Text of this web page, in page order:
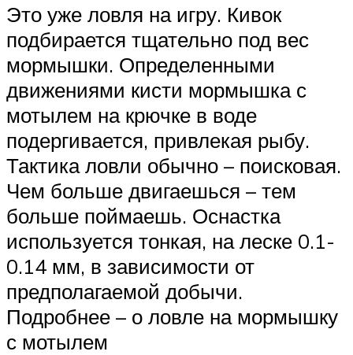
Это уже ловля на игру. Кивок
подбирается тщательно под вес
мормышки. Определенными
движениями кисти мормышка с
мотылем на крючке в воде
подергивается, привлекая рыбу.
Тактика ловли обычно – поисковая.
Чем больше двигаешься – тем
больше поймаешь. Оснастка
используется тонкая, на леске 0.1-
0.14 мм, в зависимости от
предполагаемой добычи.
Подробнее – о ловле на мормышку
с мотылем